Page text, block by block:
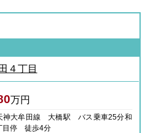
４丁目
万円
神大牟田線 大橋駅 バス乗車25分和
目停 徒歩4分